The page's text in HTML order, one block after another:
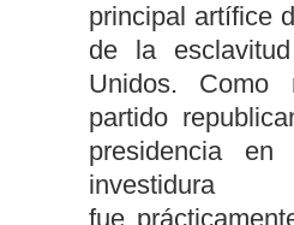
principal artífice
de la
Unidos. Como
partido
presidencia
investidura
fue